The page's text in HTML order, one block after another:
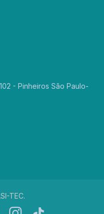
- Pinheiros São Paulo-
TEC.